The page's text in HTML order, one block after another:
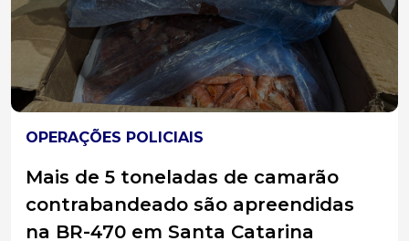
OPERAÇÕES POLICIAIS
PRF apreende carga de R$ 20
milhões com celulares,
smartwatches e insumos médicos